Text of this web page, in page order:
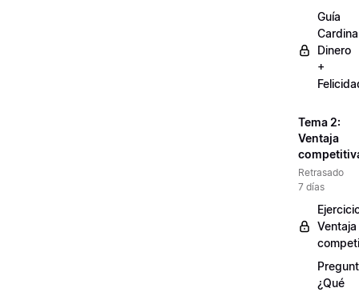
Guía
Dinero
+
Tema 2:
Ventaja
Retrasado
7 días
Ventaja
¿Qué